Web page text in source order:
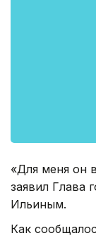
«Для меня он
заявил Глава
Ильиным.
Как